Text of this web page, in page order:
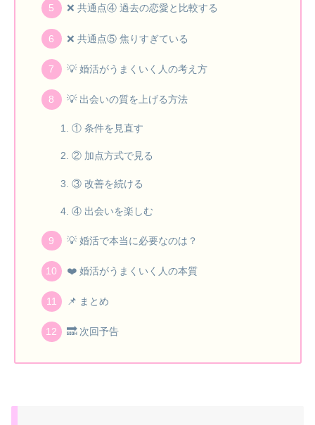
❌ 共通点④ 過去の恋愛と比較する
❌ 共通点⑤ 焦りすぎている
💡 婚活がうまくいく人の考え方
💡 出会いの質を上げる方法
① 条件を見直す
② 加点方式で見る
③ 改善を続ける
④ 出会いを楽しむ
💡 婚活で本当に必要なのは？
❤️ 婚活がうまくいく人の本質
📌 まとめ
🔜 次回予告